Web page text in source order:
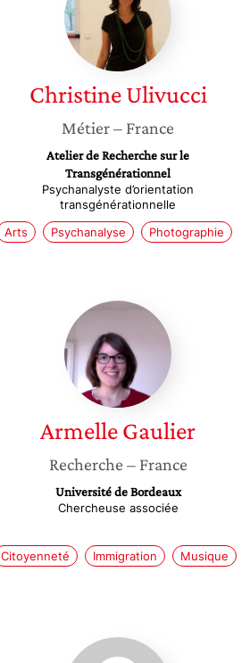
Christine Ulivucci
Métier– France
Atelier de Recherche sur le
Transgénérationnel
Psychanalyste d’orientation
transgénérationnelle
Arts
Psychanalyse Photographie
Armelle
Gaulier
ArmelleGaulier
Recherche – France
Université de Bordeaux
Chercheuse associée
Citoyenneté Immigration Musique
Alison